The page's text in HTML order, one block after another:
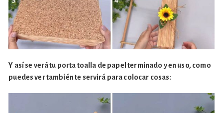
Y así se verá tu porta toalla de papel terminado y en uso, como
puedes ver también te servirá para colocar cosas: